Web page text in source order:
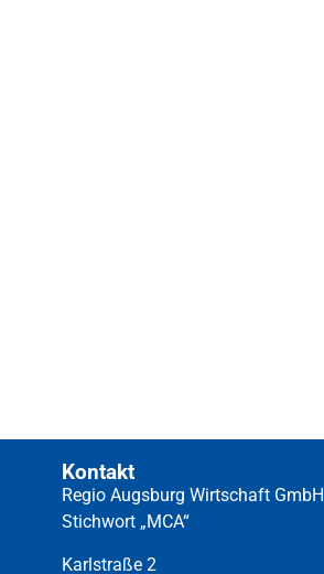
Kontakt
Regio Augsburg Wirtschaft GmbH
Stichwort „MCA“
Karlstraße 2